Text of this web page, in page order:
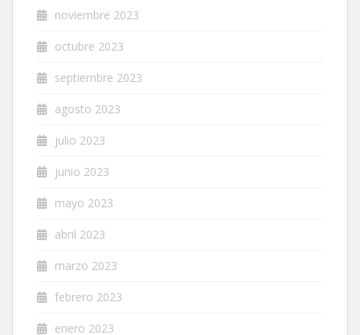
noviembre 2023
octubre 2023
septiembre 2023
agosto 2023
julio 2023
junio 2023
mayo 2023
abril 2023
marzo 2023
febrero 2023
enero 2023